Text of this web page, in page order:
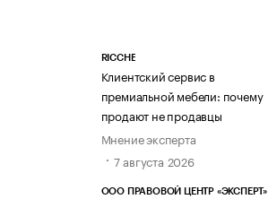
RICCHE
Клиентский сервис в
премиальной мебели: почему
продают не продавцы
Мнение эксперта
7 августа 2026
ООО ПРАВОВОЙ ЦЕНТР «ЭКСПЕРТ»